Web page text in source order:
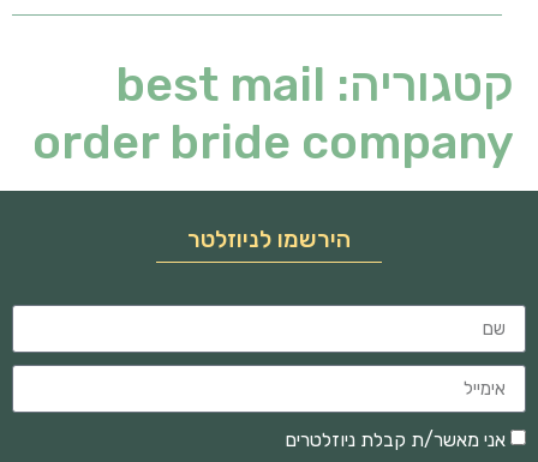
קטגוריה: best mail
order bride company
הירשמו לניוזלטר
אני מאשר/ת קבלת ניוזלטרים